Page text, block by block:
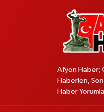
Afyon Haber;
Haberleri, Son
Haber